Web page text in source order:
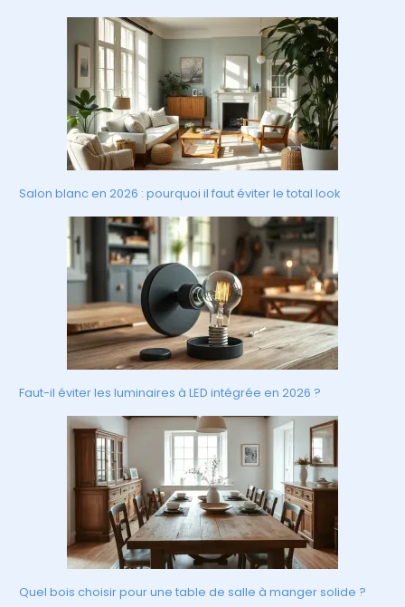
Salon blanc en 2026 : pourquoi il faut éviter le total look
Faut-il éviter les luminaires à LED intégrée en 2026 ?
Quel bois choisir pour une table de salle à manger solide ?